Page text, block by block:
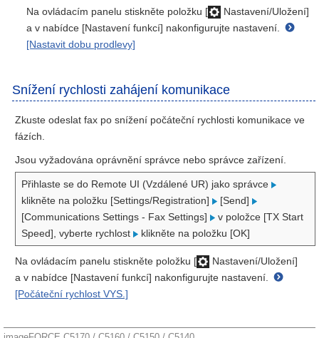
Na ovládacím panelu stiskněte položku [
Nastavení/Uložení]
a v nabídce [Nastavení funkcí] nakonfigurujte nastavení.
[Nastavit dobu prodlevy]
Snížení rychlosti zahájení komunikace
Zkuste odeslat fax po snížení počáteční rychlosti komunikace ve
fázích.
Jsou vyžadována oprávnění správce nebo správce zařízení.
Přihlaste se do Remote UI (Vzdálené UR) jako správce
klikněte na položku [Settings/Registration]
[Send]
[Communications Settings - Fax Settings]
v položce [TX Start
Speed], vyberte rychlost
klikněte na položku [OK]
Na ovládacím panelu stiskněte položku [
Nastavení/Uložení]
a v nabídce [Nastavení funkcí] nakonfigurujte nastavení.
[Počáteční rychlost VYS.]